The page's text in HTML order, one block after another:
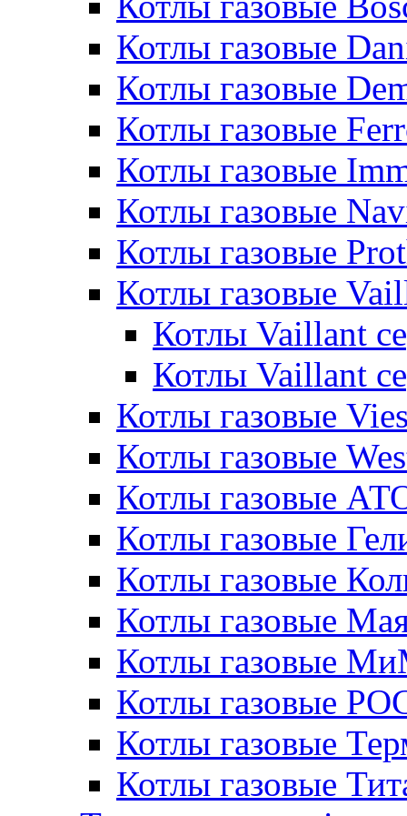
Котлы газовые
Котлы газовые
Котлы газовые
Котлы газовые
Котлы газовые
Котлы газовые
Котлы газовые
Котлы Vaillant
Котлы Vaillant
Котлы газовые
Котлы газовые
Котлы газовые
Котлы газовые
Котлы газовые
Котлы газовые
Котлы газовые
Котлы газовые
Котлы газовые
Котлы газовые